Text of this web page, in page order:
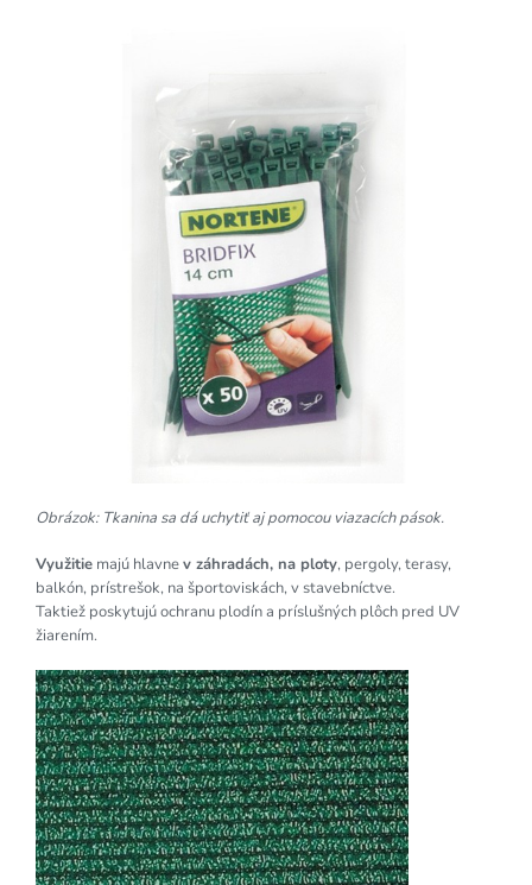
Obrázok: Tkanina sa dá uchytiť aj pomocou viazacích pások.
Využitie majú hlavnev záhradách, na ploty, pergoly, terasy,
balkón, prístrešok, na športoviskách, v stavebníctve.
Taktiež poskytujú ochranu plodín a príslušných plôch pred UV
žiarením.